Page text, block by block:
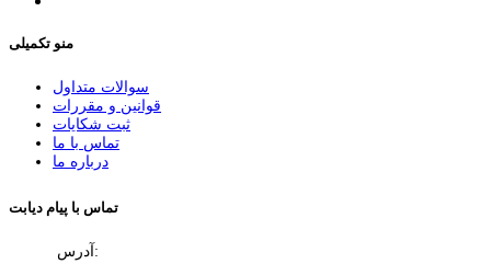
منو تکمیلی
سوالات متداول
قوانین و مقررات
ثبت شکایات
تماس با ما
درباره ما
تماس با پیام دیابت
آدرس: